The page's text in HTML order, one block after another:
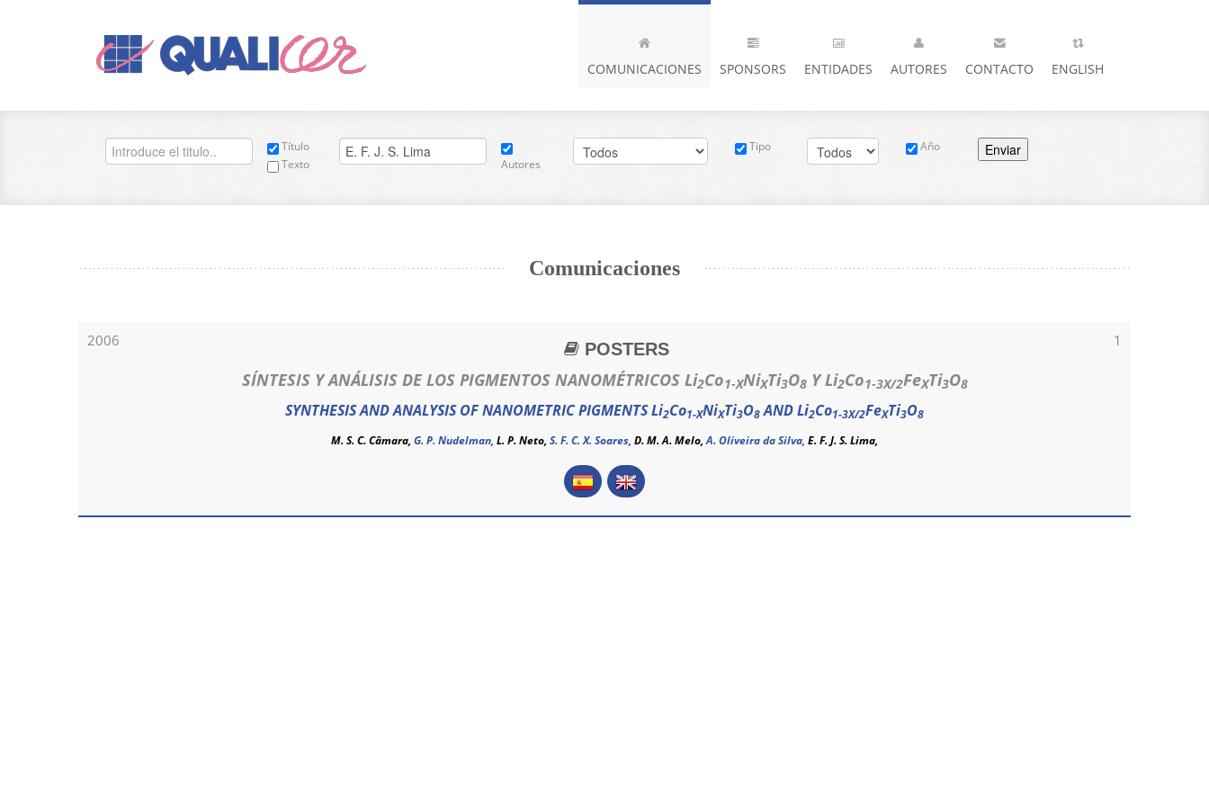
COMUNICACIONES SPONSORS ENTIDADES AUTORES CONTACTO ENGLISH
Título
Texto
Autores
Tipo Año Enviar
Comunicaciones
2006 1
POSTERS
SÍNTESIS Y ANÁLISIS DE LOS PIGMENTOS NANOMÉTRICOS Li2Co1-XNiXTi3O8Y Li2Co1-3X/2FeXTi3O8
SYNTHESIS AND ANALYSIS OF NANOMETRIC PIGMENTS Li2Co1-XNiXTi3O8AND Li2Co1-3X/2FeXTi3O8
M. S. C. Câmara, G. P. Nudelman, L. P. Neto, S. F. C. X. Soares, D. M. A. Melo,A. Oliveira da Silva, E. F. J. S. Lima,